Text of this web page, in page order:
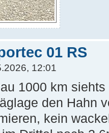
01 RS
12:01
1000 km
den Hahn
kein